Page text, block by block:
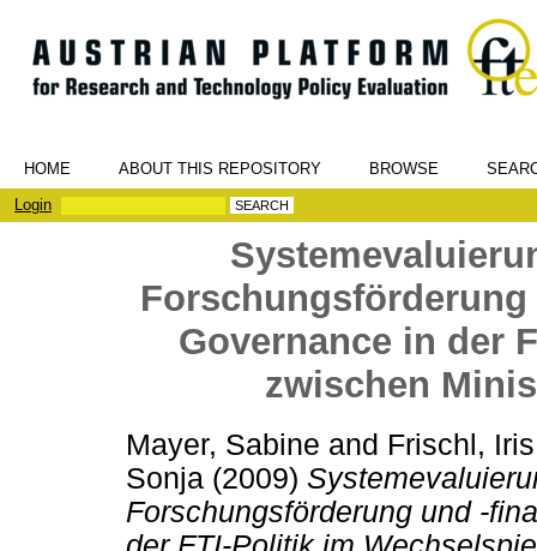
HOME ABOUT THIS REPOSITORY BROWSE
Login
Governance in der
zwischen
Mayer, Sabine and Frischl, Iris
Sonja (2009)
Forschungsförderung und -